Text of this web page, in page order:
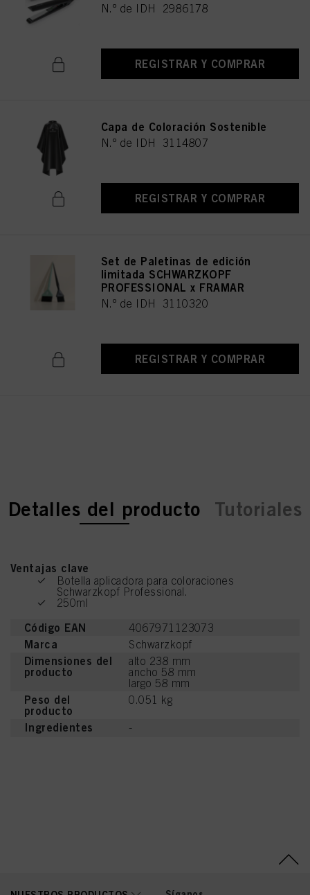
N.º de IDH 2986178
REGISTRAR Y COMPRAR
Capa de Coloración Sostenible
N.º de IDH 3114807
REGISTRAR Y COMPRAR
Set de Paletinas de edición
limitada SCHWARZKOPF
PROFESSIONAL x FRAMAR
N.º de IDH 3110320
REGISTRAR Y COMPRAR
current tab:
current tab:
Detalles del producto Tutoriales
Ventajas clave
Botella aplicadora para coloraciones
Schwarzkopf Professional.
250ml
Código EAN 4067971123073
Marca Schwarzkopf
Dimensiones del
producto
alto 238 mm
ancho 58 mm
largo 58 mm
Peso del
producto
0.051 kg
Ingredientes -